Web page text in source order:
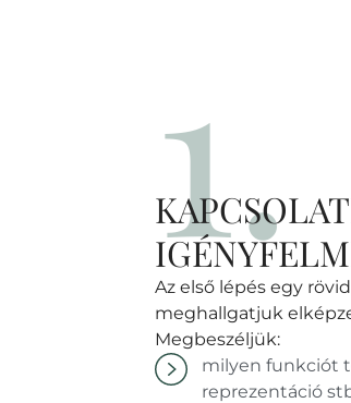
1.
Az első lépés egy
meghallgatjuk
Megbeszéljük:
milyen funkciót
reprezentáció